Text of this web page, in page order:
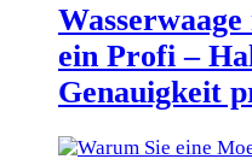
ein Profi –
Genauigkeit